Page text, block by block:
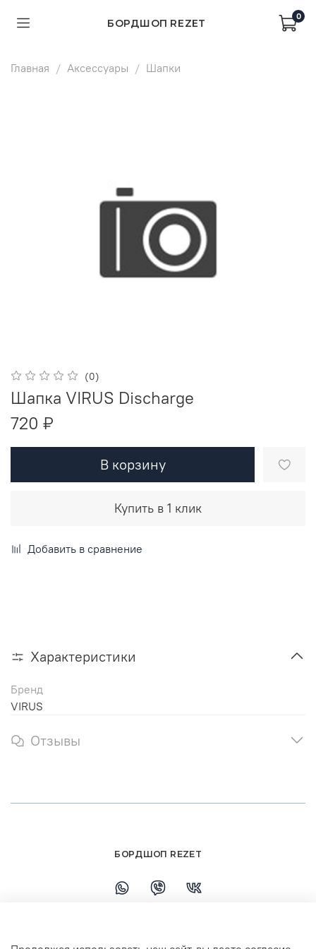
БОРДШОП REZET
0
Главная Аксессуары Шапки
(0)
Шапка VIRUS Discharge
720 ₽
В корзину
Купить в 1 клик
Добавить в сравнение
Характеристики
Бренд
VIRUS
Отзывы
БОРДШОП REZET